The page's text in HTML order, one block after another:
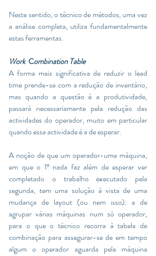
Neste sentido, o técnico de métodos, uma vez
a análise completa, utiliza fundamentalmente
estas ferramentas.
Work
  C
ombination Table
A forma mais significativa de reduzir o lead
time prende-se com a redução de inventário,
mas quando a questão é a produtividade,
passará necessariamente pela redução das
actividades do operador, muito em particular
quando essa actividade é a de esperar.
A noção de que um operador-uma máquina,
em que o 1º nada faz além de esperar ver
completado o trabalho executado pela
segunda, tem uma solução à vista de uma
mudança de layout (ou nem isso): a de
agrupar várias máquinas num só operador,
para o que o técnico recorra à tabela de
combinação para assegurar-se de em tempo
algum o operador aguarda pela máquina